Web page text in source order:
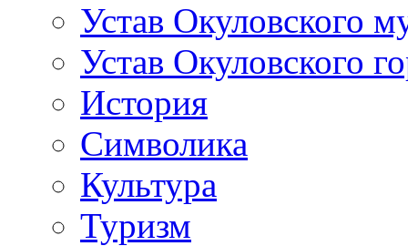
Устав Окуловского
Устав Окуловского
История
Символика
Культура
Туризм